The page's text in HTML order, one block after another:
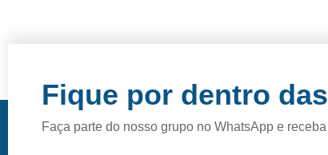
Fique por dentro
Faça parte do nosso grupo no WhatsApp e